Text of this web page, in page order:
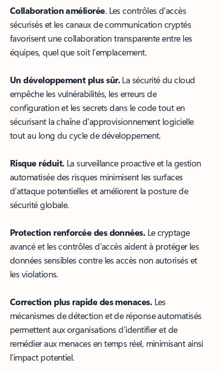
Collaboration améliorée. Les contrôles d’accès
sécurisés et les canaux de communication cryptés
favorisent une collaboration transparente entre les
équipes, quel que soit l’emplacement.
Un développement plus sûr.La sécurité du cloud
empêche les vulnérabilités, les erreurs de
configuration et les secrets dans le code tout en
sécurisant la chaîne d'approvisionnement logicielle
tout au long du cycle de développement.
Risque réduit. La surveillance proactive et la gestion
automatisée des risques minimisent les surfaces
d’attaque potentielles et améliorent la posture de
sécurité globale.
Protection renforcée des données. Le cryptage
avancé et les contrôles d’accès aident à protéger les
données sensibles contre les accès non autorisés et
les violations.
Correction plus rapide des menaces. Les
mécanismes de détection et de réponse automatisés
permettent aux organisations d’identifier et de
remédier aux menaces en temps réel, minimisant ainsi
l’impact potentiel.